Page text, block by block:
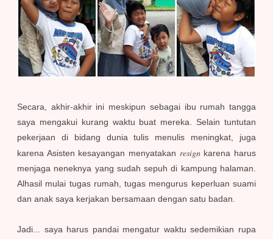
Secara, akhir-akhir ini meskipun sebagai ibu rumah tangga
saya mengakui kurang waktu buat mereka. Selain tuntutan
pekerjaan di bidang dunia tulis menulis meningkat, juga
karena Asisten kesayangan menyatakan resignkarena harus
menjaga neneknya yang sudah sepuh di kampung halaman.
Alhasil mulai tugas rumah, tugas mengurus keperluan suami
dan anak saya kerjakan bersamaan dengan satu badan.
Jadi... saya harus pandai mengatur waktu sedemikian rupa